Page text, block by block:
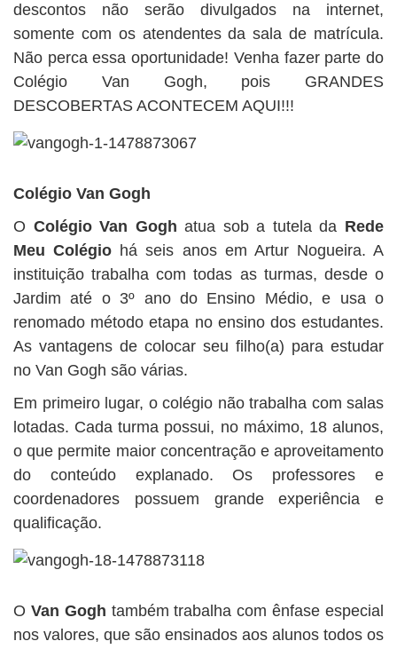
descontos não serão divulgados na internet,
somente com os atendentes da sala de matrícula.
Não perca essa oportunidade! Venha fazer parte do
Colégio Van Gogh, pois GRANDES
DESCOBERTAS ACONTECEM AQUI!!!
Colégio Van Gogh
O Colégio Van Gogh atua sob a tutela da Rede
Meu Colégio há seis anos em Artur Nogueira. A
instituição trabalha com todas as turmas, desde o
Jardim até o 3º ano do Ensino Médio, e usa o
renomado método etapa no ensino dos estudantes.
As vantagens de colocar seu filho(a) para estudar
no Van Gogh são várias.
Em primeiro lugar, o colégio não trabalha com salas
lotadas. Cada turma possui, no máximo, 18 alunos,
o que permite maior concentração e aproveitamento
do conteúdo explanado. Os professores e
coordenadores possuem grande experiência e
qualificação.
O Van Gogh também trabalha com ênfase especial
nos valores, que são ensinados aos alunos todos os